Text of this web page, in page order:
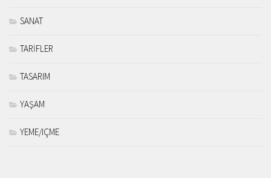
SANAT
TARİFLER
TASARIM
YAŞAM
YEME/IÇME